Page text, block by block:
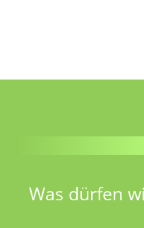
Was dürfen